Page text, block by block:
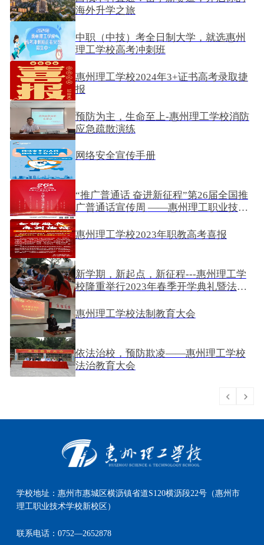
海外升学之旅
2025-07-16
中职（中技）考全日制大学，就选惠州
理工学校高考冲刺班
2024-04-18
惠州理工学校2024年3+证书高考录取捷
报
2024-04-09
预防为主，生命至上-惠州理工学校消防
应急疏散演练
2023-11-20
网络安全宣传手册
2023-11-19
“推广普通话 奋进新征程”第26届全国推
广普通话宣传周 ——惠州理工职业技术
学校
2023-09-14
惠州理工学校2023年职教高考喜报
2023-03-28
新学期，新起点，新征程---惠州理工学
校隆重举行2023年春季开学典礼暨法制
教育大会
2023-03-13
惠州理工学校法制教育大会
2022-12-08
依法治校，预防欺凌——惠州理工学校
法治教育大会
学校地址：惠州市惠城区横沥镇省道S120横沥段22号（惠州市
理工职业技术学校新校区）
联系电话：0752—2652878